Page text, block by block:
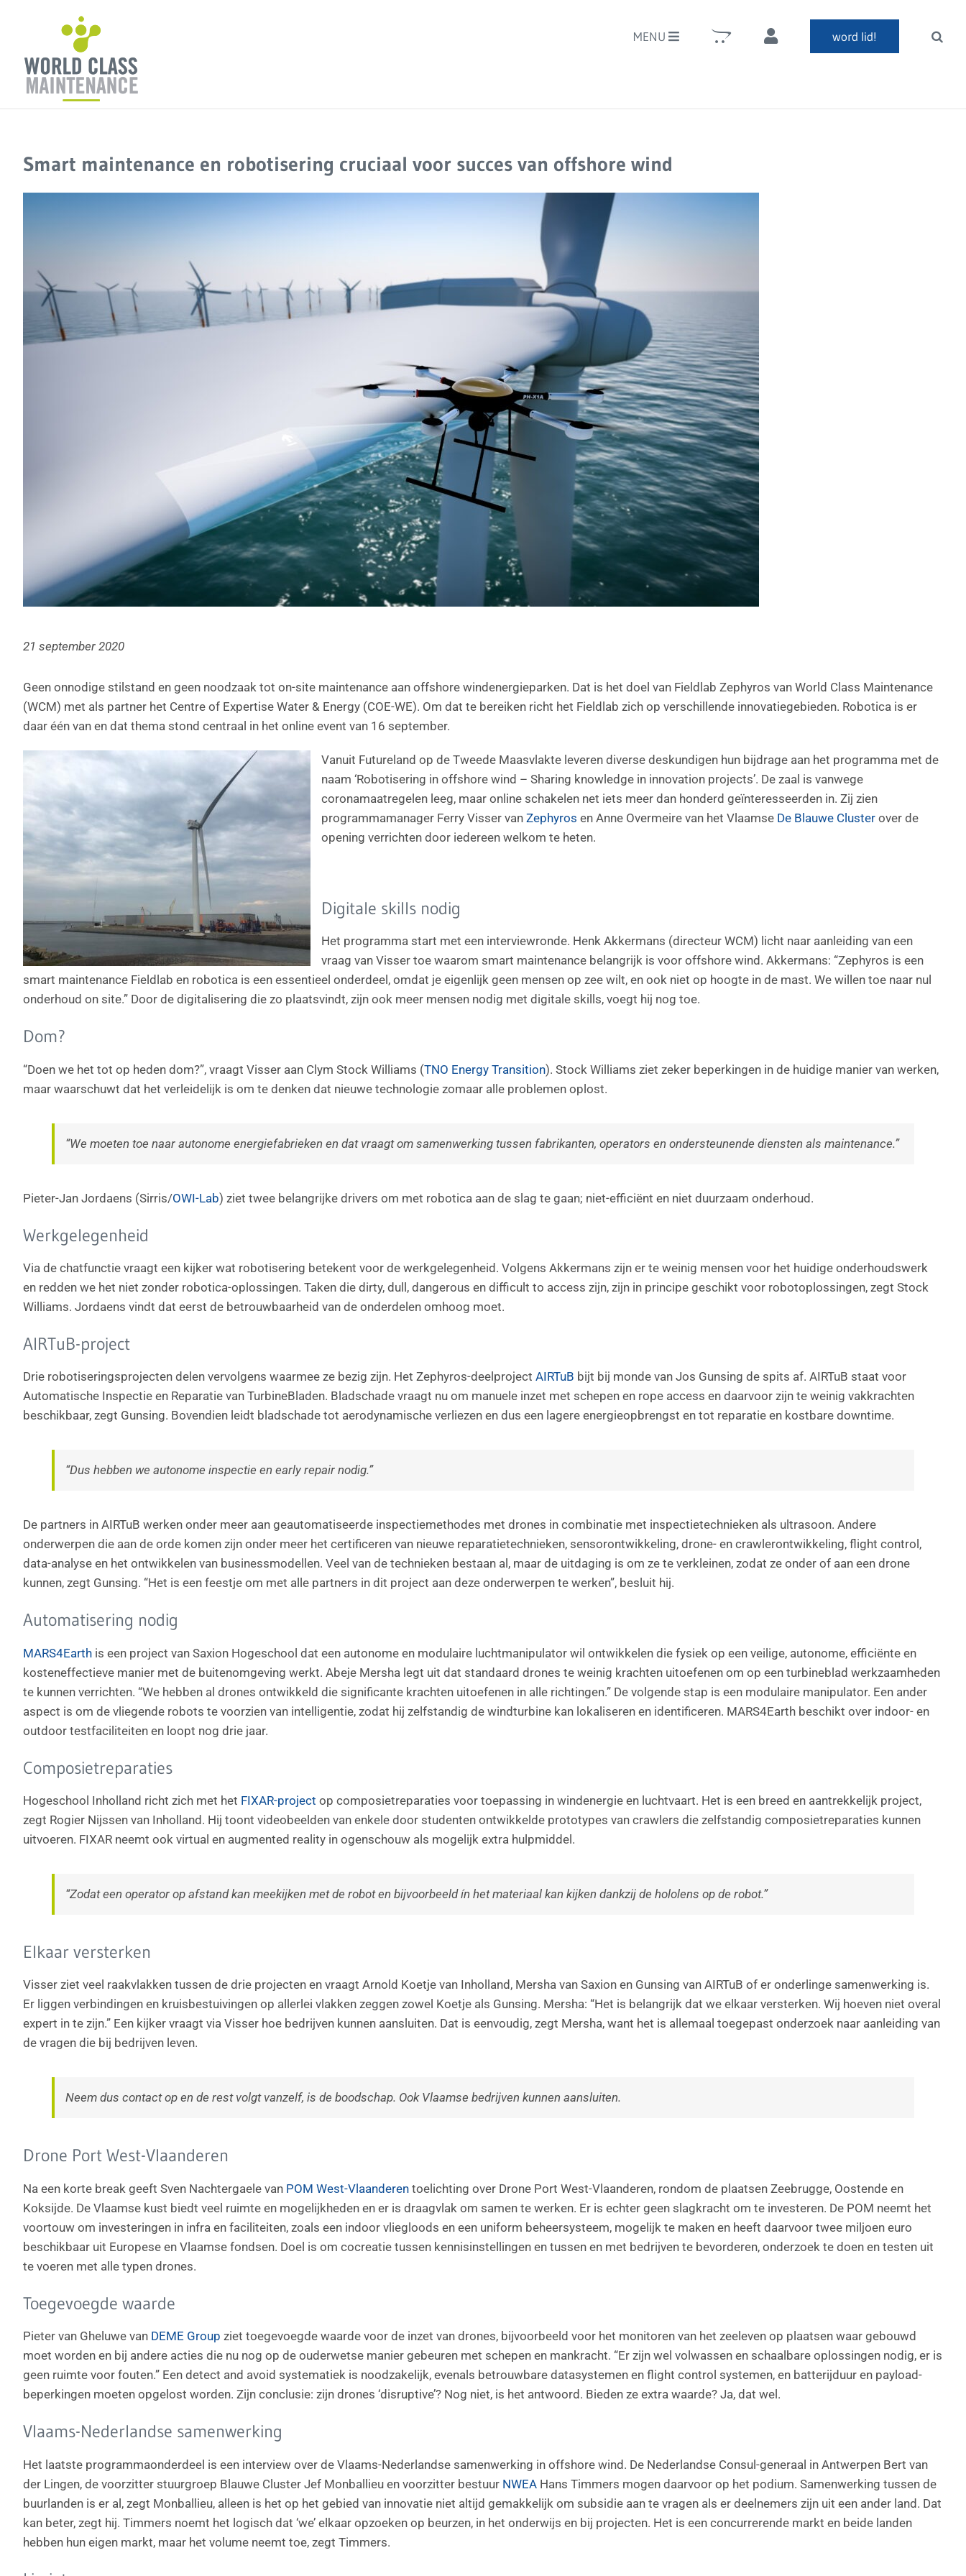
MENU word lid!
Smart maintenance en robotisering cruciaal voor succes van offshore wind
21 september 2020
Geen onnodige stilstand en geen noodzaak tot on-site maintenance aan offshore windenergieparken. Dat is het doel van Fieldlab Zephyros van World Class Maintenance
(WCM) met als partner het Centre of Expertise Water & Energy (COE-WE). Om dat te bereiken richt het Fieldlab zich op verschillende innovatiegebieden. Robotica is er
daar één van en dat thema stond centraal in het online event van 16 september.
Vanuit Futureland op de Tweede Maasvlakte leveren diverse deskundigen hun bijdrage aan het programma met de
naam ‘Robotisering in offshore wind – Sharing knowledge in innovation projects’. De zaal is vanwege
coronamaatregelen leeg, maar online schakelen net iets meer dan honderd geïnteresseerden in. Zij zien
programmamanager Ferry Visser van Zephyros en Anne Overmeire van het Vlaamse De Blauwe Cluster over de
opening verrichten door iedereen welkom te heten.
Digitale skills nodig
Het programma start met een interviewronde. Henk Akkermans (directeur WCM) licht naar aanleiding van een
vraag van Visser toe waarom smart maintenance belangrijk is voor offshore wind. Akkermans: “Zephyros is een
smart maintenance Fieldlab en robotica is een essentieel onderdeel, omdat je eigenlijk geen mensen op zee wilt, en ook niet op hoogte in de mast. We willen toe naar nul
onderhoud on site.” Door de digitalisering die zo plaatsvindt, zijn ook meer mensen nodig met digitale skills, voegt hij nog toe.
Dom?
“Doen we het tot op heden dom?”, vraagt Visser aan Clym Stock Williams (TNO Energy Transition). Stock Williams ziet zeker beperkingen in de huidige manier van werken,
maar waarschuwt dat het verleidelijk is om te denken dat nieuwe technologie zomaar alle problemen oplost.
“We moeten toe naar autonome energiefabrieken en dat vraagt om samenwerking tussen fabrikanten, operators en ondersteunende diensten als maintenance.”
Pieter-Jan Jordaens (Sirris/OWI-Lab) ziet twee belangrijke drivers om met robotica aan de slag te gaan; niet-efficiënt en niet duurzaam onderhoud.
Werkgelegenheid
Via de chatfunctie vraagt een kijker wat robotisering betekent voor de werkgelegenheid. Volgens Akkermans zijn er te weinig mensen voor het huidige onderhoudswerk
en redden we het niet zonder robotica-oplossingen. Taken die dirty, dull, dangerous en difficult to access zijn, zijn in principe geschikt voor robotoplossingen, zegt Stock
Williams. Jordaens vindt dat eerst de betrouwbaarheid van de onderdelen omhoog moet.
AIRTuB-project
Drie robotiseringsprojecten delen vervolgens waarmee ze bezig zijn. Het Zephyros-deelproject AIRTuB bijt bij monde van Jos Gunsing de spits af. AIRTuB staat voor
Automatische Inspectie en Reparatie van TurbineBladen. Bladschade vraagt nu om manuele inzet met schepen en rope access en daarvoor zijn te weinig vakkrachten
beschikbaar, zegt Gunsing. Bovendien leidt bladschade tot aerodynamische verliezen en dus een lagere energieopbrengst en tot reparatie en kostbare downtime.
“Dus hebben we autonome inspectie en early repair nodig.”
De partners in AIRTuB werken onder meer aan geautomatiseerde inspectiemethodes met drones in combinatie met inspectietechnieken als ultrasoon. Andere
onderwerpen die aan de orde komen zijn onder meer het certificeren van nieuwe reparatietechnieken, sensorontwikkeling, drone- en crawlerontwikkeling, flight control,
data-analyse en het ontwikkelen van businessmodellen. Veel van de technieken bestaan al, maar de uitdaging is om ze te verkleinen, zodat ze onder of aan een drone
kunnen, zegt Gunsing. “Het is een feestje om met alle partners in dit project aan deze onderwerpen te werken”, besluit hij.
Automatisering nodig
MARS4Earth is een project van Saxion Hogeschool dat een autonome en modulaire luchtmanipulator wil ontwikkelen die fysiek op een veilige, autonome, efficiënte en
kosteneffectieve manier met de buitenomgeving werkt. Abeje Mersha legt uit dat standaard drones te weinig krachten uitoefenen om op een turbineblad werkzaamheden
te kunnen verrichten. “We hebben al drones ontwikkeld die significante krachten uitoefenen in alle richtingen.” De volgende stap is een modulaire manipulator. Een ander
aspect is om de vliegende robots te voorzien van intelligentie, zodat hij zelfstandig de windturbine kan lokaliseren en identificeren. MARS4Earth beschikt over indoor- en
outdoor testfaciliteiten en loopt nog drie jaar.
Composietreparaties
Hogeschool Inholland richt zich met het FIXAR-project op composietreparaties voor toepassing in windenergie en luchtvaart. Het is een breed en aantrekkelijk project,
zegt Rogier Nijssen van Inholland. Hij toont videobeelden van enkele door studenten ontwikkelde prototypes van crawlers die zelfstandig composietreparaties kunnen
uitvoeren. FIXAR neemt ook virtual en augmented reality in ogenschouw als mogelijk extra hulpmiddel.
“Zodat een operator op afstand kan meekijken met de robot en bijvoorbeeld ín het materiaal kan kijken dankzij de hololens op de robot.”
Elkaar versterken
Visser ziet veel raakvlakken tussen de drie projecten en vraagt Arnold Koetje van Inholland, Mersha van Saxion en Gunsing van AIRTuB of er onderlinge samenwerking is.
Er liggen verbindingen en kruisbestuivingen op allerlei vlakken zeggen zowel Koetje als Gunsing. Mersha: “Het is belangrijk dat we elkaar versterken. Wij hoeven niet overal
expert in te zijn.” Een kijker vraagt via Visser hoe bedrijven kunnen aansluiten. Dat is eenvoudig, zegt Mersha, want het is allemaal toegepast onderzoek naar aanleiding van
de vragen die bij bedrijven leven.
Neem dus contact op en de rest volgt vanzelf, is de boodschap. Ook Vlaamse bedrijven kunnen aansluiten.
Drone Port West-Vlaanderen
Na een korte break geeft Sven Nachtergaele van POM West-Vlaanderen toelichting over Drone Port West-Vlaanderen, rondom de plaatsen Zeebrugge, Oostende en
Koksijde. De Vlaamse kust biedt veel ruimte en mogelijkheden en er is draagvlak om samen te werken. Er is echter geen slagkracht om te investeren. De POM neemt het
voortouw om investeringen in infra en faciliteiten, zoals een indoor vliegloods en een uniform beheersysteem, mogelijk te maken en heeft daarvoor twee miljoen euro
beschikbaar uit Europese en Vlaamse fondsen. Doel is om cocreatie tussen kennisinstellingen en tussen en met bedrijven te bevorderen, onderzoek te doen en testen uit
te voeren met alle typen drones.
Toegevoegde waarde
Pieter van Gheluwe van DEME Group ziet toegevoegde waarde voor de inzet van drones, bijvoorbeeld voor het monitoren van het zeeleven op plaatsen waar gebouwd
moet worden en bij andere acties die nu nog op de ouderwetse manier gebeuren met schepen en mankracht. “Er zijn wel volwassen en schaalbare oplossingen nodig, er is
geen ruimte voor fouten.” Een detect and avoid systematiek is noodzakelijk, evenals betrouwbare datasystemen en flight control systemen, en batterijduur en payload-
beperkingen moeten opgelost worden. Zijn conclusie: zijn drones ‘disruptive’? Nog niet, is het antwoord. Bieden ze extra waarde? Ja, dat wel.
Vlaams-Nederlandse samenwerking
Het laatste programmaonderdeel is een interview over de Vlaams-Nederlandse samenwerking in offshore wind. De Nederlandse Consul-generaal in Antwerpen Bert van
der Lingen, de voorzitter stuurgroep Blauwe Cluster Jef Monballieu en voorzitter bestuur NWEA Hans Timmers mogen daarvoor op het podium. Samenwerking tussen de
buurlanden is er al, zegt Monballieu, alleen is het op het gebied van innovatie niet altijd gemakkelijk om subsidie aan te vragen als er deelnemers zijn uit een ander land. Dat
kan beter, zegt hij. Timmers noemt het logisch dat ‘we’ elkaar opzoeken op beurzen, in het onderwijs en bij projecten. Het is een concurrerende markt en beide landen
hebben hun eigen markt, maar het volume neemt toe, zegt Timmers.